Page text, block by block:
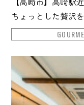
ちょっとした贅沢を